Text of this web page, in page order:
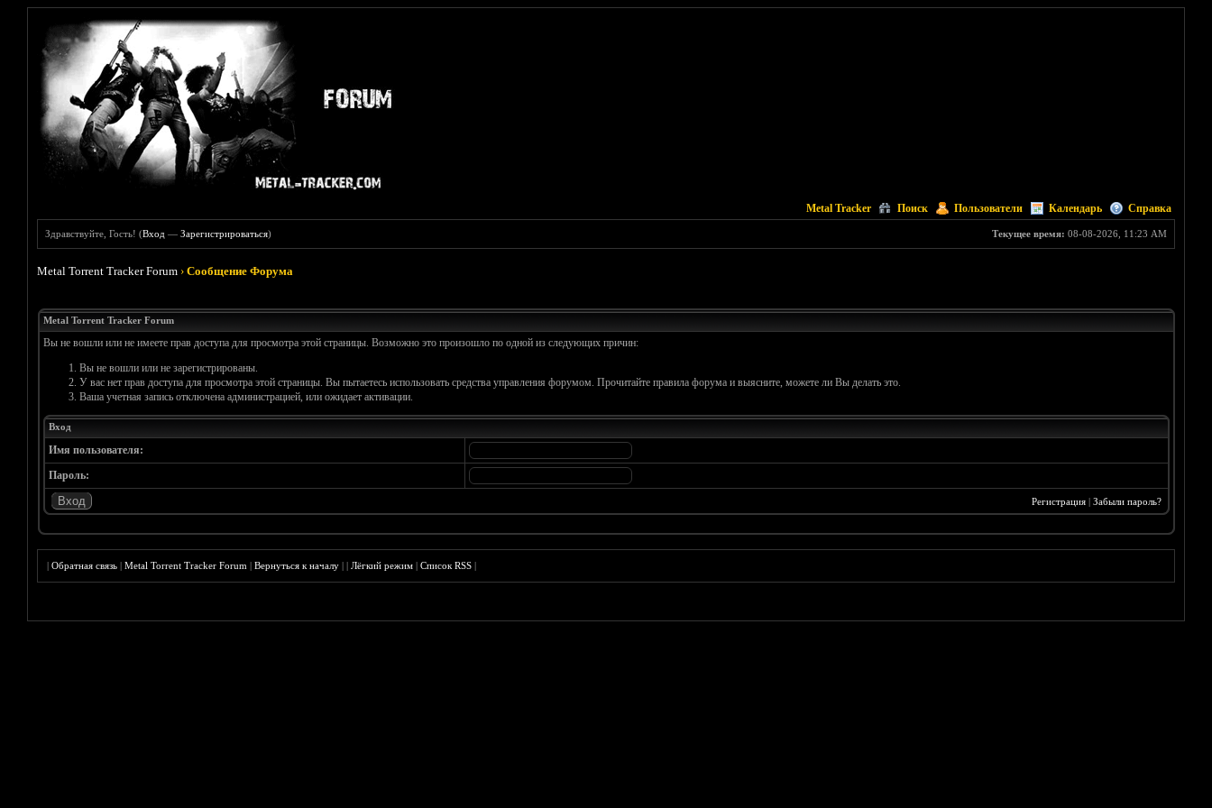
Metal Tracker Поиск Пользователи Календарь Справка
Текущее время: 08-08-2026, 11:23 AM
Здравствуйте, Гость! (Вход —Зарегистрироваться)
Metal Torrent Tracker Forum ›Сообщение Форума
Metal Torrent Tracker Forum
Вы не вошли или не имеете прав доступа для просмотра этой страницы. Возможно это произошло по одной из следующих причин:
Вы не вошли или не зарегистрированы.
У вас нет прав доступа для просмотра этой страницы. Вы пытаетесь использовать средства управления форумом. Прочитайте правила форума и выясните, можете ли Вы делать это.
Ваша учетная запись отключена администрацией, или ожидает активации.
Вход
Имя пользователя:
Пароль:
Регистрация| Забыли пароль?
|Обратная связь |Metal Torrent Tracker Forum |Вернуться к началу ||Лёгкий режим |Список RSS |